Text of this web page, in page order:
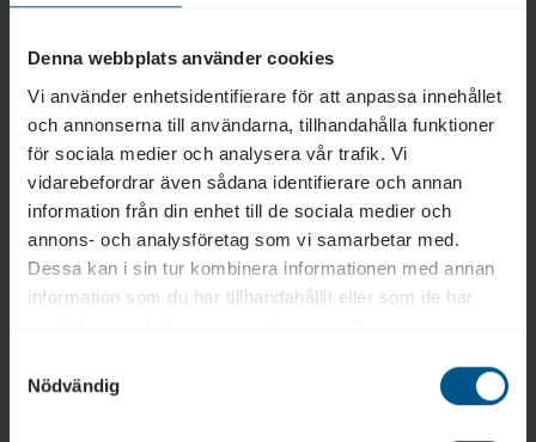
Denna webbplats använder cookies
Vi använder enhetsidentifierare för att anpassa innehållet
och annonserna till användarna, tillhandahålla funktioner
för sociala medier och analysera vår trafik. Vi
vidarebefordrar även sådana identifierare och annan
information från din enhet till de sociala medier och
annons- och analysföretag som vi samarbetar med.
Dessa kan i sin tur kombinera informationen med annan
information som du har tillhandahållit eller som de har
Nödvändig
ljud, ljus eller andra människor.
Det gäller dock framförallt att lyfta blicken till sig
själv, det är grunden i det lågaffektiva bemötandet.
Gjorde jag något som spädde på aggressiviteten
eller hur kan jag skapa lugn hos personen.
Den gängse bilden av äldre och personer med
demenssjukdom är av en svag och bräcklig person,
när personen är stressad. Det kan vara svårt att